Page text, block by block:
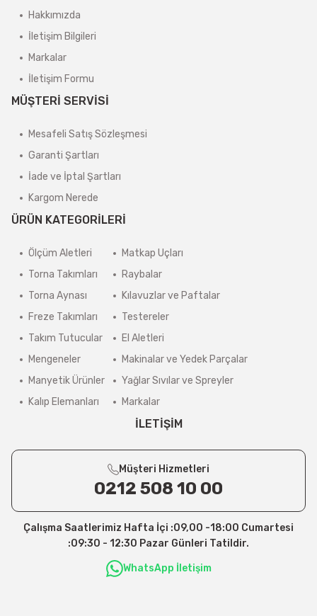
Hakkımızda
İletişim Bilgileri
Markalar
İletişim Formu
MÜŞTERİ SERVİSİ
Mesafeli Satış Sözleşmesi
Garanti Şartları
İade ve İptal Şartları
Kargom Nerede
ÜRÜN KATEGORİLERİ
Ölçüm Aletleri
Torna Takımları
Torna Aynası
Freze Takımları
Takım Tutucular
Mengeneler
Manyetik Ürünler
Kalıp Elemanları
Matkap Uçları
Raybalar
Kılavuzlar ve Paftalar
Testereler
El Aletleri
Makinalar ve Yedek Parçalar
Yağlar Sıvılar ve Spreyler
Markalar
İLETİŞİM
Müşteri Hizmetleri
0212 508 10 00
Çalışma Saatlerimiz Hafta İçi :09,00 -18:00 Cumartesi
:09:30 - 12:30 Pazar Günleri Tatildir.
WhatsApp İletişim